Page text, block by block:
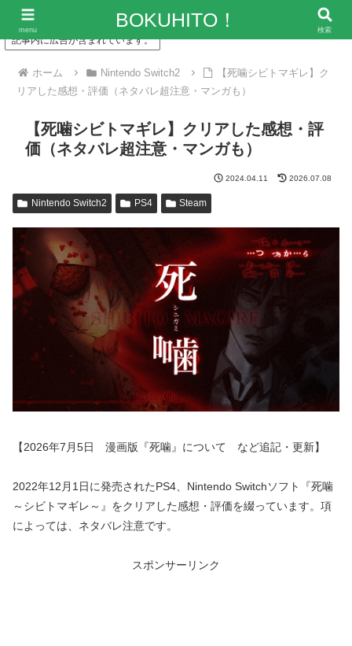
記事内に広告が含まれています。
ホーム Nintendo Switch2
【死噛シビトマギレ】ク
リアした感想・評価（ネタバレ超注意・マンガも）
【死噛シビトマギレ】クリアした感想・評
価（ネタバレ超注意・マンガも）
2024.04.11 2026.07.08
Nintendo Switch2 PS4 Steam
【2026年7月5日 漫画版『死噛』について など追記・更新】
2022年12月1日に発売されたPS4、Nintendo Switchソフト『死噛
～シビトマギレ～』をクリアした感想・評価を綴っています。項
によっては、ネタバレ注意です。
スポンサーリンク
menu BOKUHITO！ 検索